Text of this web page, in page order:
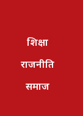
शिक्षा
राजनीति
समाज